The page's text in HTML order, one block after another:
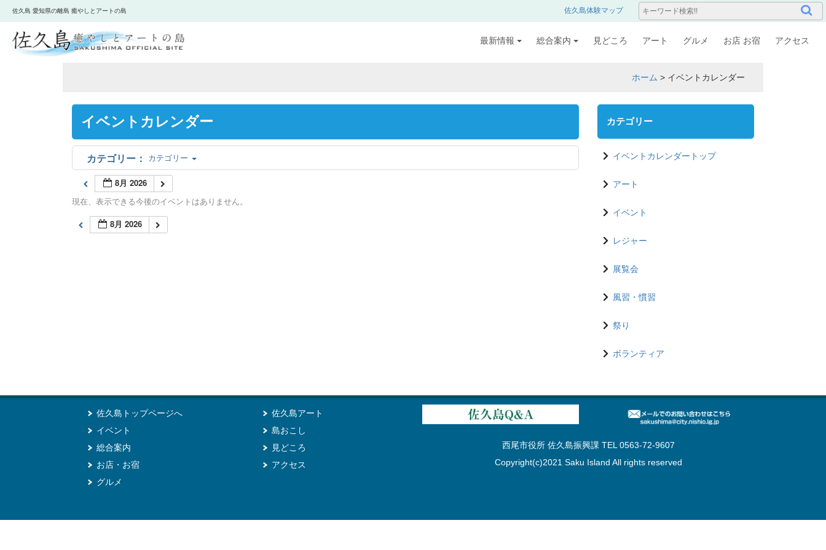
佐久島 愛知県の離島 癒やしとアートの島 佐久島体験マップ
最新情報 総合案内 見どころ アート グルメ お店 お宿 アクセス
ホーム > イベントカレンダー
イベントカレンダー
カテゴリー
8月 2026
現在、表示できる今後のイベントはありません。
8月 2026
カテゴリー
イベントカレンダートップ
アート
イベント
レジャー
展覧会
風習・慣習
祭り
ボランティア
佐久島トップページへ
イベント
総合案内
お店・お宿
グルメ
佐久島アート
島おこし
見どころ
アクセス
西尾市役所 佐久島振興課 TEL 0563-72-9607
Copyright(c)2021 Saku Island All rights reserved